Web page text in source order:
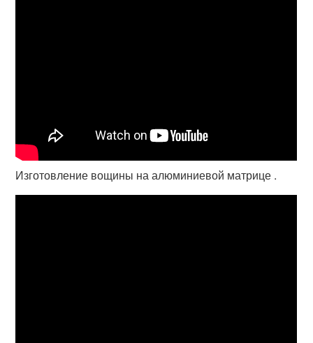
Изготовление вощины на алюминиевой матрице .